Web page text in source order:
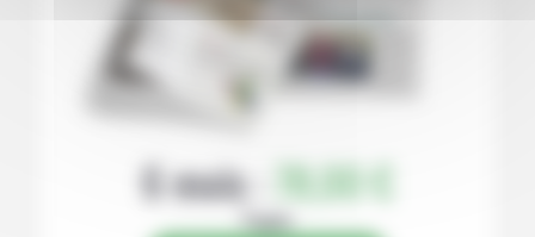
6 mois : 78,00 €
Papier